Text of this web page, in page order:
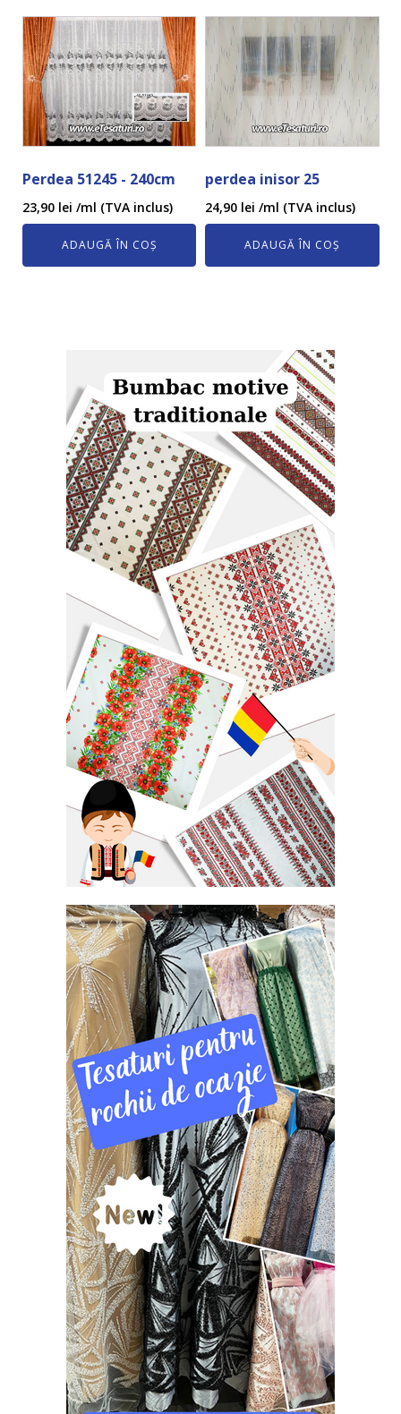
Perdea 51245 - 240cm
23,90 lei /ml (TVA inclus)
ADAUGĂ ÎN COȘ
perdea inisor 25
24,90 lei /ml (TVA inclus)
ADAUGĂ ÎN COȘ